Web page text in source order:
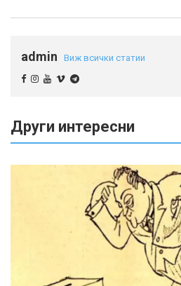
admin Виж всички статии
Други интересни